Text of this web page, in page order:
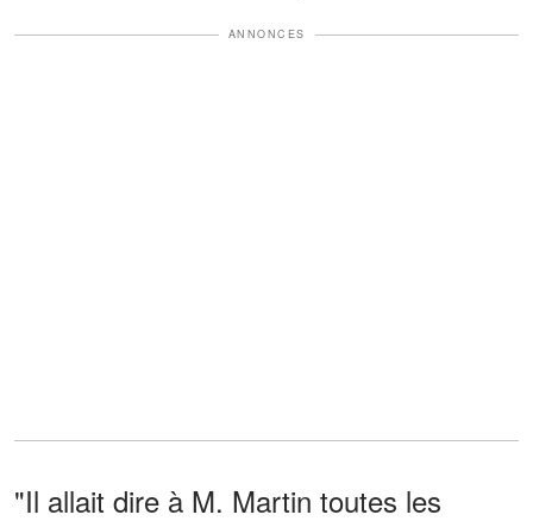
ANNONCES
"Il allait dire à M. Martin toutes les